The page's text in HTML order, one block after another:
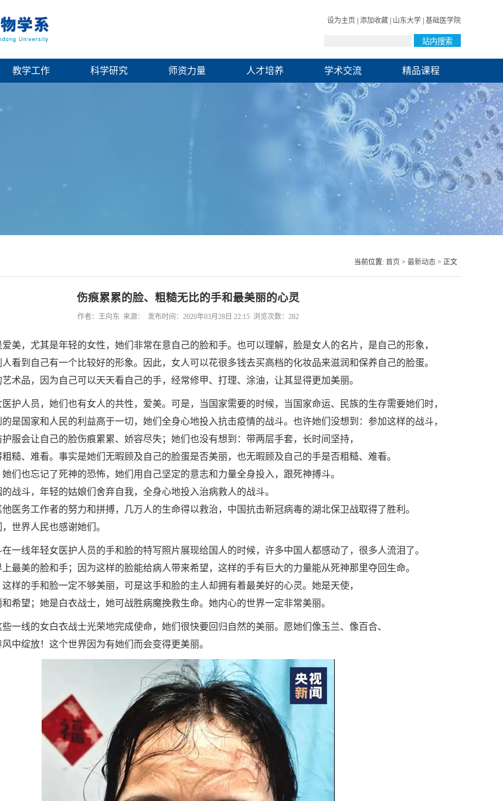
设为主页 添加收藏 山东大学 基础医学院
教学工作 科学研究 师资力量 人才培养 学术交流 精品课程
当前位置: 首页 > 最新动态 > 正文
伤痕累累的脸、粗糙无比的手和最美丽的心灵
作者：王向东 来源： 发布时间：2020年03月28日 22:15 浏览次数： 282
美，尤其是年轻的女性，她们非常在意自己的脸和手。也可以理解，脸是女人的名片，是自己的形象，
看到自己有一个比较好的形象。因此，女人可以花很多钱去买高档的化妆品来滋润和保养自己的脸蛋。
术品，因为自己可以天天看自己的手，经常修甲、打理、涂油，让其显得更加美丽。
护人员，她们也有女人的共性，爱美。可是，当国家需要的时候，当国家命运、民族的生存需要她们时，
是国家和人民的利益高于一切，她们全身心地投入抗击疫情的战斗。也许她们没想到：参加这样的战斗，
服会让自己的脸伤痕累累、娇容尽失；她们也没有想到：带两层手套，长时间坚持，
糙、难看。事实是她们无暇顾及自己的脸蛋是否美丽，也无暇顾及自己的手是否粗糙、难看。
们也忘记了死神的恐怖，她们用自己坚定的意志和力量全身投入，跟死神搏斗。
战斗，年轻的姑娘们舍弃自我，全身心地投入治病救人的战斗。
医务工作者的努力和拼搏，几万人的生命得以救治，中国抗击新冠病毒的湖北保卫战取得了胜利。
世界人民也感谢她们。
一线年轻女医护人员的手和脸的特写照片展现给国人的时候，许多中国人都感动了，很多人流泪了。
最美的脸和手；因为这样的脸能给病人带来希望，这样的手有巨大的力量能从死神那里夺回生命。
样的手和脸一定不够美丽，可是这手和脸的主人却拥有着最美好的心灵。她是天使，
希望；她是白衣战士，她可战胜病魔挽救生命。她内心的世界一定非常美丽。
一线的女白衣战士光荣地完成使命，她们很快要回归自然的美丽。愿她们像玉兰、像百合、
中绽放！这个世界因为有她们而会变得更美丽。